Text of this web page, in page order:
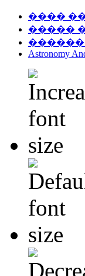
����
�����
Astronomy